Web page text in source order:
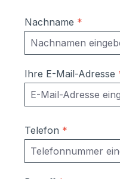
Verkleidung, Tür,
V2A gebürstet Sie brauchen ein
anderes Maß
Kein Problem!
09522 - 39 50
eine E-Mail an
kostenfreies
Nachname *
Ihre E-Mail-Adresse
Telefon *